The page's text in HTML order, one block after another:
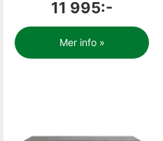
11 995:-
Mer info »